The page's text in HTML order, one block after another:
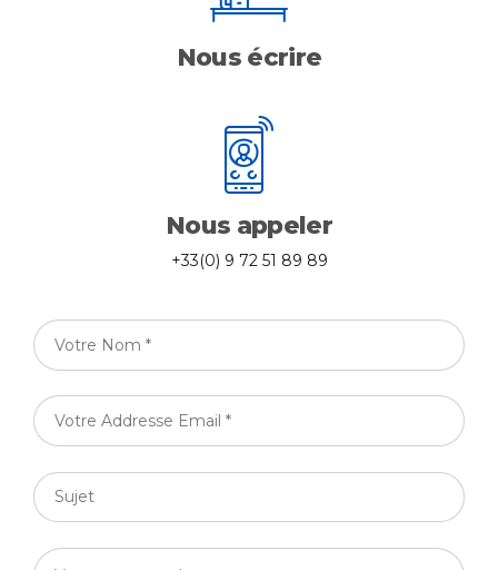
Nous écrire
Nous appeler
+33(0) 9 72 51 89 89